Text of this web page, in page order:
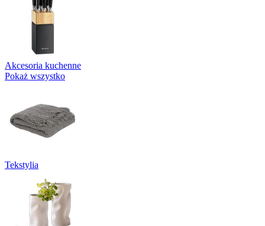
Akcesoria kuchenne
Pokaż wszystko
Tekstylia